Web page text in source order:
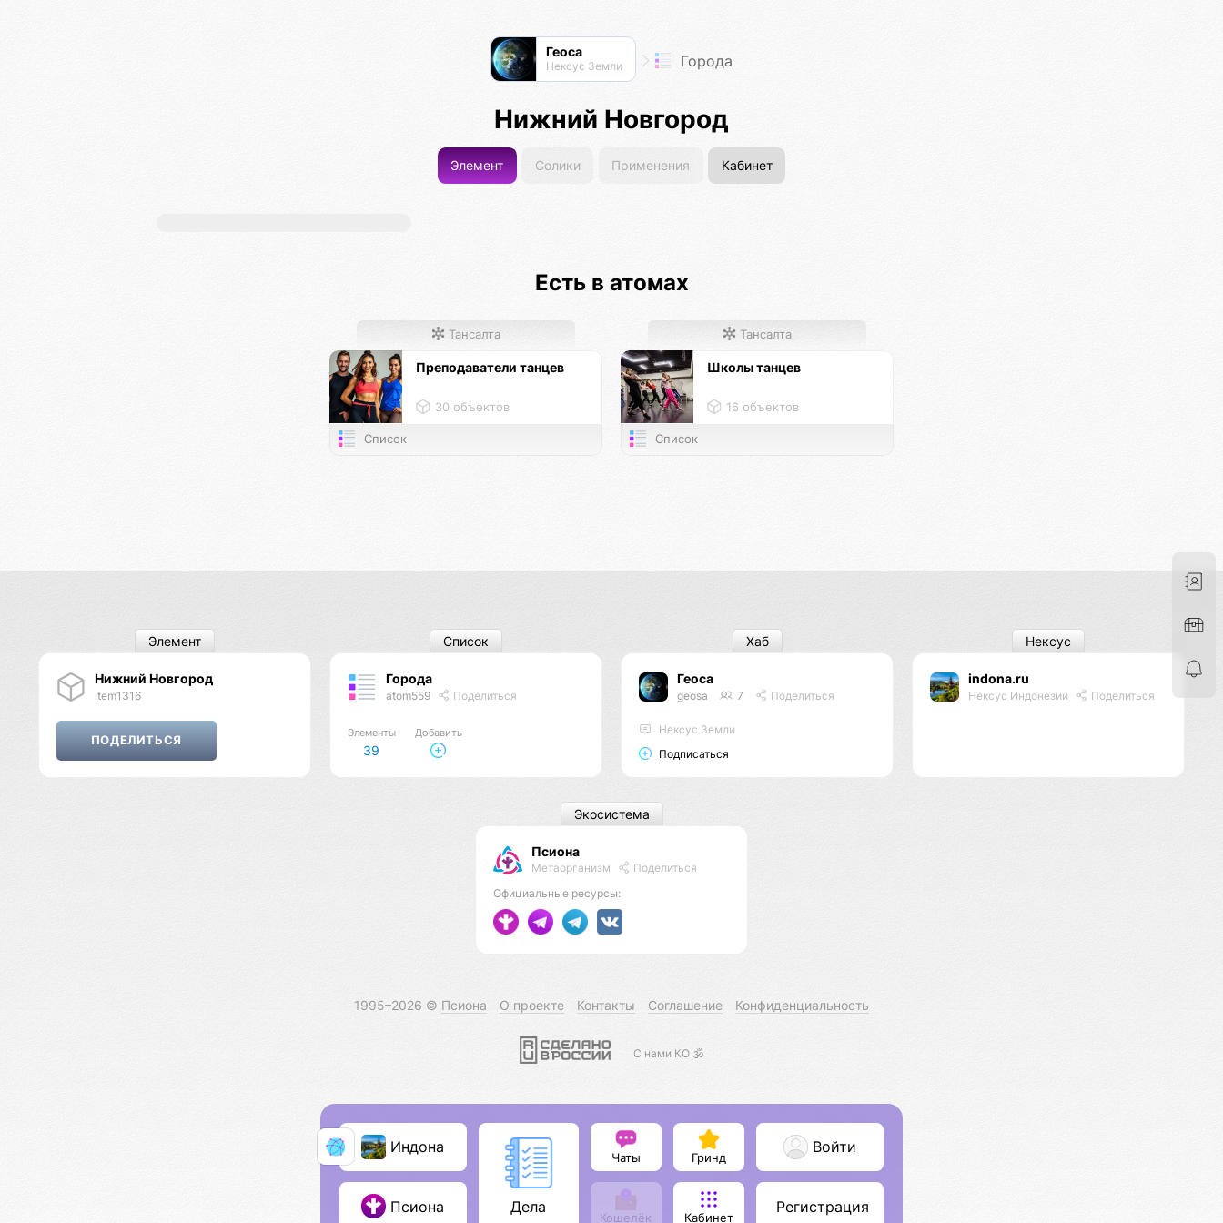
Геоса
Нексус Земли Города
Нижний Новгород
Элемент Солики Применения Кабинет
Есть в атомах
Тансалта
Преподаватели танцев
30 объектов
Список
Тансалта
Школы танцев
16 объектов
Список
Нижний Новгород
item1316
Элемент
Города
atom559 Поделиться
Элементы
39
Добавить
Список
Геоса
geosa 7 Поделиться
Нексус Земли
Подписаться
Хаб
indona.ru
Нексус Индонезии Поделиться
Нексус
Псиона
Метаорганизм
Поделиться
Официальные ресурсы:
Экосистема
1995–2026 © Псиона О проекте Контакты Соглашение Конфиденциальность
С нами КО 🕉️
Индона
Псиона Дела
Чаты Гринд
Кошелёк Кабинет
Войти
Регистрация